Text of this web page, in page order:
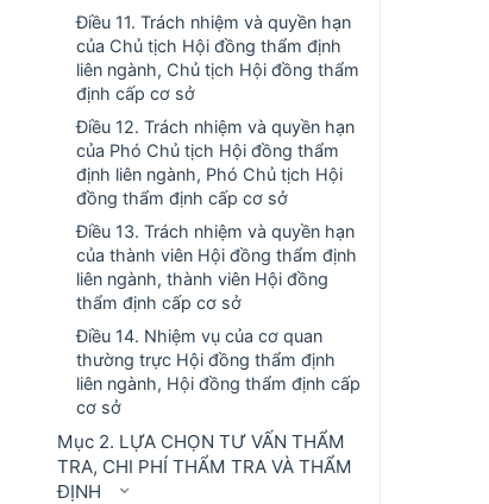
Điều 11. Trách nhiệm và quyền hạn
của Chủ tịch Hội đồng thẩm định
liên ngành, Chủ tịch Hội đồng thẩm
định cấp cơ sở
Điều 12. Trách nhiệm và quyền hạn
của Phó Chủ tịch Hội đồng thẩm
định liên ngành, Phó Chủ tịch Hội
đồng thẩm định cấp cơ sở
Điều 13. Trách nhiệm và quyền hạn
của thành viên Hội đồng thẩm định
liên ngành, thành viên Hội đồng
thẩm định cấp cơ sở
Điều 14. Nhiệm vụ của cơ quan
thường trực Hội đồng thẩm định
liên ngành, Hội đồng thẩm định cấp
cơ sở
Mục 2. LỰA CHỌN TƯ VẤN THẨM
TRA, CHI PHÍ THẨM TRA VÀ THẨM
ĐỊNH